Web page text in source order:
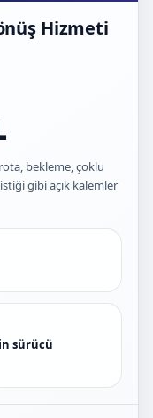
Hizmeti
bekleme, çoklu
gibi açık kalemler
sürücü